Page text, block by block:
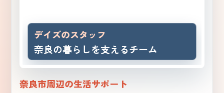
デイズのスタッフ
奈良の暮らしを支えるチーム
奈良市周辺の生活サポート